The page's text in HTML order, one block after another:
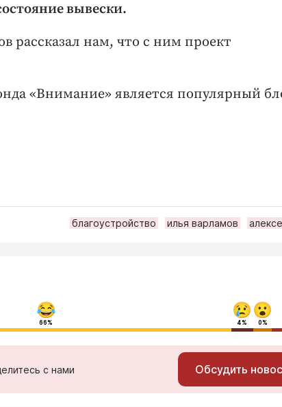
вывески.
рассказал нам, что с ним проект
«Внимание» является популярный
благоустройство илья варламов
66% 4% 0%
с нами Обсудить